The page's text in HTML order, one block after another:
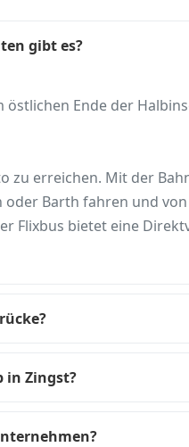
gibt es?
östlichen Ende der
zu erreichen. Mit der
oder Barth fahren und
Flixbus bietet eine
in Zingst?